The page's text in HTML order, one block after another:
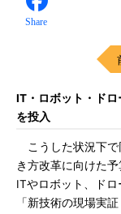
Share
IT・ロボット・ド
を投入
こうした状況下で
き方改革に向けた
ITやロボット、ド
「新技術の現場実